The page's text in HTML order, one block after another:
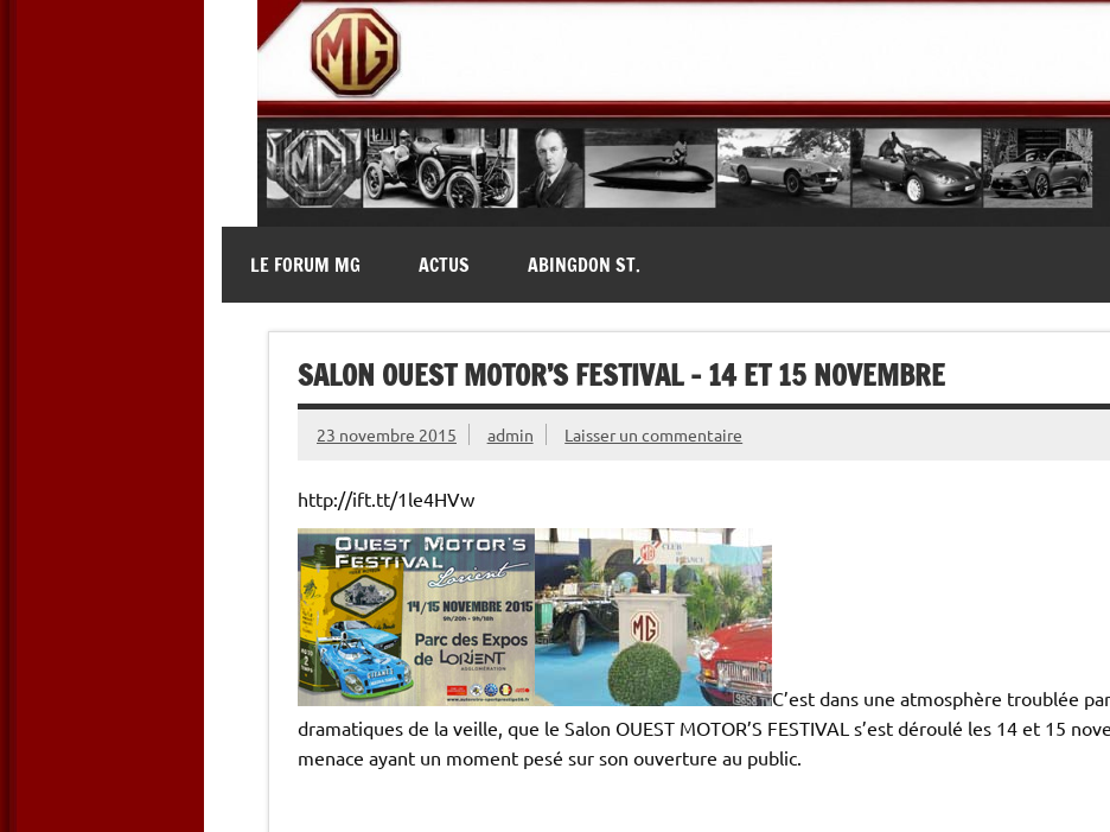
MG Contact
LE FORUM MG ACTUS ABINGDON ST.
SALON OUEST MOTOR’S FESTIVAL – 14 ET 15 NOVEMBRE
23 novembre 2015 admin Laisser un commentaire
http://ift.tt/1le4HVw
C’est dans une atmosphère troublée
dramatiques de la veille, que le Salon OUEST MOTOR’S FESTIVAL s’est déroulé les 14 et 15
menace ayant un moment pesé sur son ouverture au public.